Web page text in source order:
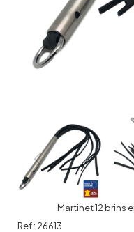
Martinet 12 brins
Ref : 26613